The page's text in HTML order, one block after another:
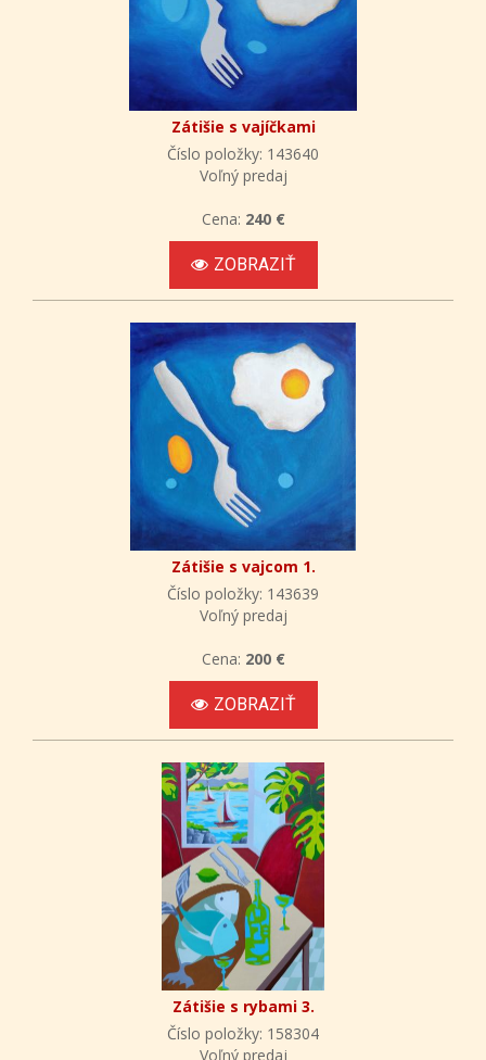
Zátišie s vajíčkami
Číslo položky: 143640
Voľný predaj
Cena: 240 €
ZOBRAZIŤ
Zátišie s vajcom 1.
Číslo položky: 143639
Voľný predaj
Cena: 200 €
ZOBRAZIŤ
Zátišie s rybami 3.
Číslo položky: 158304
Voľný predaj